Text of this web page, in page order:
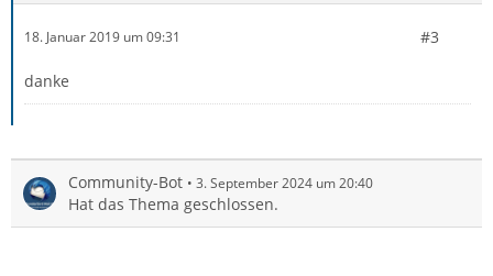
18. Januar 2019 um 09:31 #3
danke
Community-Bot 3. September 2024 um 20:40
Hat das Thema geschlossen.